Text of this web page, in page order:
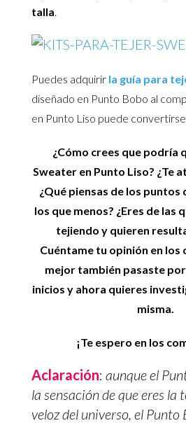
talla.
Puedes adquirir la guía para
diseñado en Punto Bobo al
en Punto Liso puede
¿Cómo crees que podría
Sweater en Punto Liso? ¿Te
¿Qué piensas de los puntos
los que menos? ¿Eres de las
tejiendo y quieren
Cuéntame tu opinión en los
mejor también pasaste
inicios y ahora quieres
misma.
¡Te espero en los
Aclaración: aunque el
la sensación de que eres la
veloz del universo, el Punto